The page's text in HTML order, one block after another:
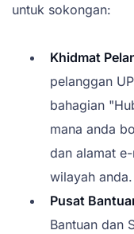
untuk sokongan:
Khidmat
pelanggan
bahagian
mana anda
dan alamat
wilayah anda.
Pusat
Bantuan dan